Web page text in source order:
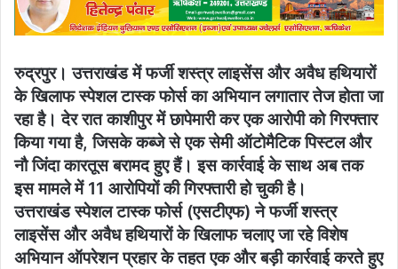
रुद्रपुर। उत्तराखंड में फर्जी शस्त्र लाइसेंस और अवैध हथियारों
के खिलाफ स्पेशल टास्क फोर्स का अभियान लगातार तेज होता जा
रहा है। देर रात काशीपुर में छापेमारी कर एक आरोपी को गिरफ्तार
किया गया है, जिसके कब्जे से एक सेमी ऑटोमैटिक पिस्टल और
नौ जिंदा कारतूस बरामद हुए हैं। इस कार्रवाई के साथ अब तक
इस मामले में 11 आरोपियों की गिरफ्तारी हो चुकी है।
उत्तराखंड स्पेशल टास्क फोर्स (एसटीएफ) ने फर्जी शस्त्र
लाइसेंस और अवैध हथियारों के खिलाफ चलाए जा रहे विशेष
अभियान ऑपरेशन प्रहार के तहत एक और बड़ी कार्रवाई करते हुए